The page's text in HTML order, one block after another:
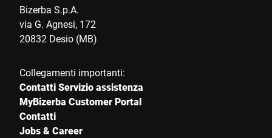
Bizerba S.p.A.
via G. Agnesi, 172
20832 Desio (MB)
Collegamenti importanti:
Contatti Servizio assistenza
MyBizerba Customer Portal
Contatti
Jobs & Career